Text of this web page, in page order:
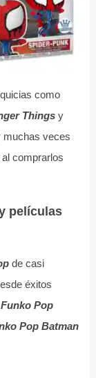
como
Thingsy
muchas veces
comprarlos
películas
de casi
éxitos
Funko Pop
Pop Batman